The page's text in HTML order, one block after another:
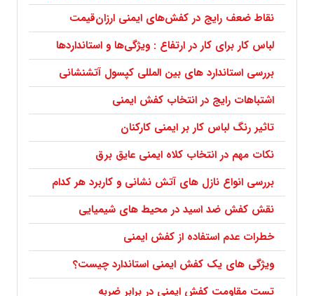
نقاط ضعف رایج در کفش‌های ایمنی ارزان‌قیمت
لباس کار برای کار در ارتفاع : ویژگی‌ها و استانداردها
بررسی استاندارد های بین المللی کپسول آتشنشانی
اشتباهات رایج در انتخاب کفش ایمنی
تاثیر رنگ لباس کار بر ایمنی کارکنان
نکات مهم در انتخاب کلاه ایمنی عایق برق
بررسی انواع نازل های آتش نشانی و کاربرد هر کدام
نقش کفش ضد اسید در محیط های شیمیایی
خطرات عدم استفاده از کفش ایمنی
ویژگی های یک کفش ایمنی استاندارد چیست؟
تست مقاومت کفش ایمنی در برابر ضربه